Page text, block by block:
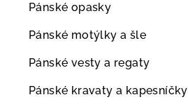
Pánské opasky
Pánské motýlky a šle
Pánské vesty a regaty
Pánské kravaty a kapesníčky